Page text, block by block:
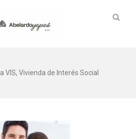
La VIS, Vivienda de Interés Social